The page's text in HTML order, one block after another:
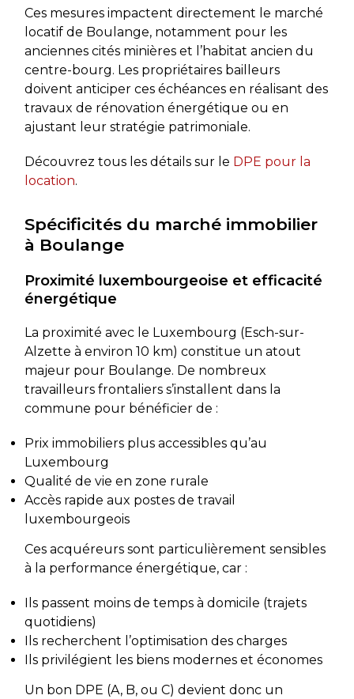
Ces mesures impactent directement le marché
locatif de Boulange, notamment pour les
anciennes cités minières et l’habitat ancien du
centre-bourg. Les propriétaires bailleurs
doivent anticiper ces échéances en réalisant des
travaux de rénovation énergétique ou en
ajustant leur stratégie patrimoniale.
Découvrez tous les détails sur le DPE pour la
location.
Spécificités du marché immobilier
à Boulange
Proximité luxembourgeoise et efficacité
énergétique
La proximité avec le Luxembourg (Esch-sur-
Alzette à environ 10 km) constitue un atout
majeur pour Boulange. De nombreux
travailleurs frontaliers s’installent dans la
commune pour bénéficier de :
Prix immobiliers plus accessibles qu’au
Luxembourg
Qualité de vie en zone rurale
Accès rapide aux postes de travail
luxembourgeois
Ces acquéreurs sont particulièrement sensibles
à la performance énergétique, car :
Ils passent moins de temps à domicile (trajets
quotidiens)
Ils recherchent l’optimisation des charges
Ils privilégient les biens modernes et économes
Un bon DPE (A, B, ou C) devient donc un